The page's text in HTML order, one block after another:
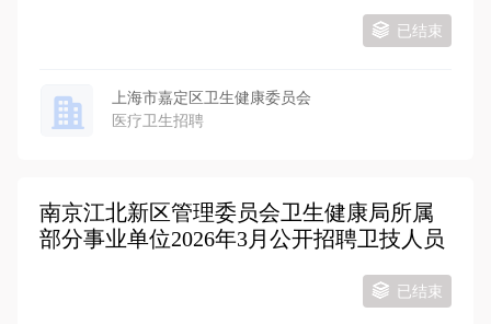
已结束
上海市嘉定区卫生健康委员会
医疗卫生招聘
南京江北新区管理委员会卫生健康局所属
部分事业单位2026年3月公开招聘卫技人员
已结束